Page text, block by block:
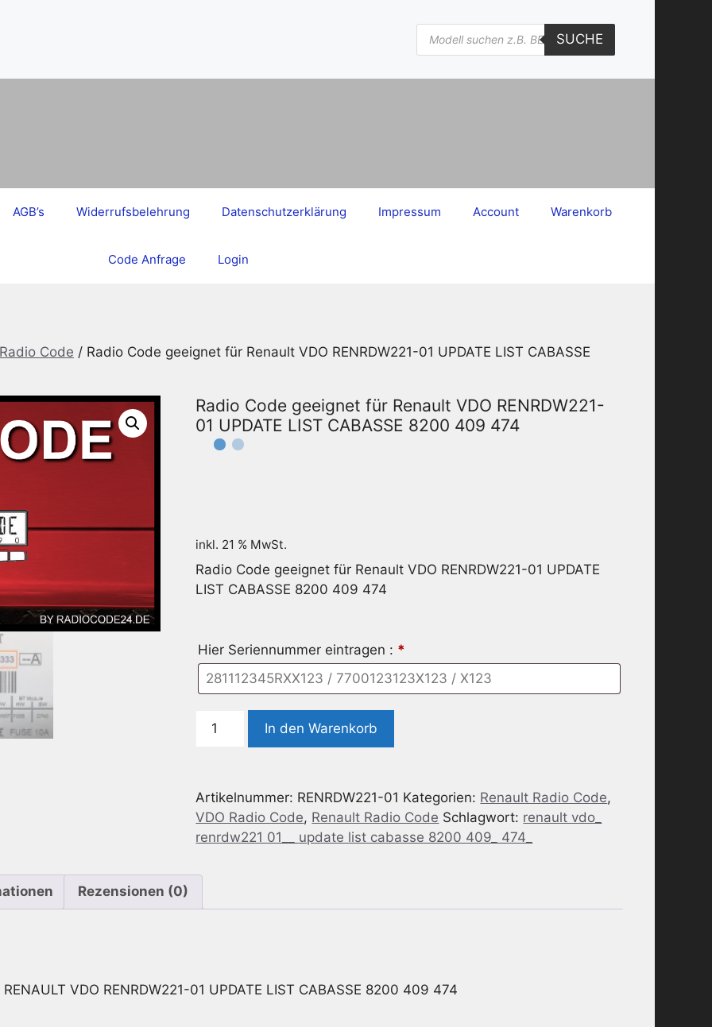
Products
search
SUCHE
AGB’s Widerrufsbelehrung Datenschutzerklärung Impressum Account Warenkorb
Code Anfrage Login
Code / Radio Code geeignet für Renault VDO RENRDW221-01 UPDATE LIST CABASSE
Radio Code geeignet für Renault VDO RENRDW221-
01 UPDATE LIST CABASSE 8200 409 474
inkl. 21 % MwSt.
Radio Code geeignet für Renault VDO RENRDW221-01 UPDATE
LIST CABASSE 8200 409 474
Hier Seriennummer eintragen : *
Code
Renault
VDO
RENRDW221-
UPDATE
Menge
In den Warenkorb
Artikelnummer: RENRDW221-01 Kategorien: Renault Radio Code,
VDO Radio Code, Renault Radio Code Schlagwort: renault vdo_
renrdw221 01__ update list cabasse 8200 409_ 474_
Rezensionen (0)
VDO RENRDW221-01 UPDATE LIST CABASSE 8200 409 474